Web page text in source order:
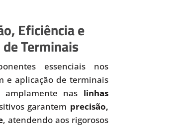
Eficiência e
Terminais
essenciais nos
e aplicação de terminais
amplamente nas linhas
garantem precisão,
, atendendo aos rigorosos